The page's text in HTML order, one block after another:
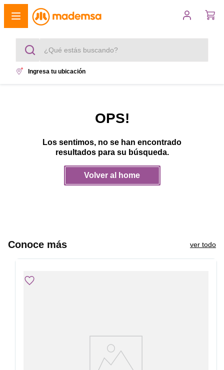
¿Qué estás buscando?
refrigerador
Ingresa tu ubicación
OPS!
Los sentimos, no se han encontrado
resultados para su búsqueda.
Volver al home
Conoce más ver todo